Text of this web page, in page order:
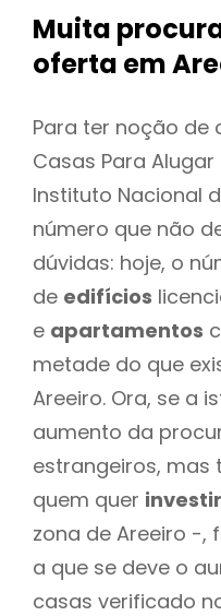
Muita
oferta em
Para ter noção de
Casas Para
Instituto Nacional
número que não
dúvidas: hoje, o
de edifícios
e apartamentos
metade do que
Areeiro. Ora, se a
aumento da
estrangeiros,
quem quer
zona de Areeiro -,
a que se deve o
casas verificado